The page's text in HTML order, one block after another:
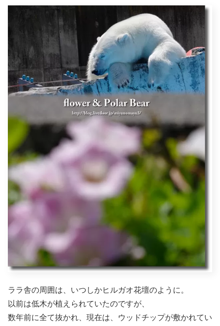
ララ舎の周囲は、いつしかヒルガオ花壇のように。
以前は低木が植えられていたのですが、
数年前に全て抜かれ、現在は、ウッドチップが敷かれてい